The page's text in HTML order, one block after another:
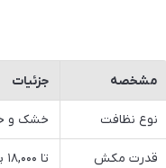
مشخصه جزئیات
نوع نظافت خشک و
قدرت مکش تا ۱۸,۰۰۰ پاسکال